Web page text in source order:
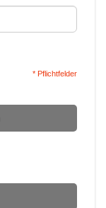
* Pflichtfelder